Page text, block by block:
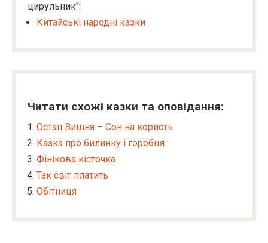
цирульник":
Китайські народні казки
Читати схожі казки та оповідання:
Остап Вишня – Сон на користь
Казка про билинку і горобця
Фінікова кісточка
Так світ платить
Обітниця